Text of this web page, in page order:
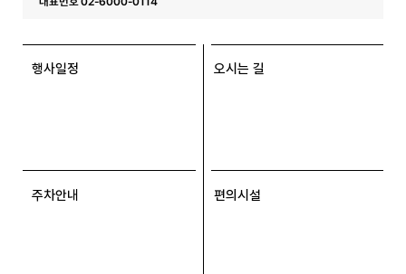
행사일정 오시는 길
주차안내 편의시설